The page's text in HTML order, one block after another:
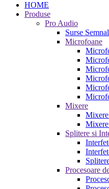
HOME
Produse
Pro Audio
Surse
Microfoane
Mixere
Splitere si
Procesoare